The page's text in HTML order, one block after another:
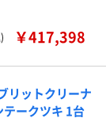
￥417,398
リットクリーナ
ークツキ 1台